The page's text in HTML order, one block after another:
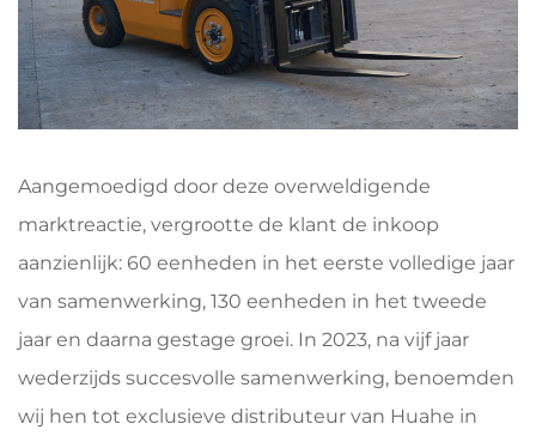
Aangemoedigd door deze overweldigende
marktreactie, vergrootte de klant de inkoop
aanzienlijk: 60 eenheden in het eerste volledige jaar
van samenwerking, 130 eenheden in het tweede
jaar en daarna gestage groei. In 2023, na vijf jaar
wederzijds succesvolle samenwerking, benoemden
wij hen tot exclusieve distributeur van Huahe in